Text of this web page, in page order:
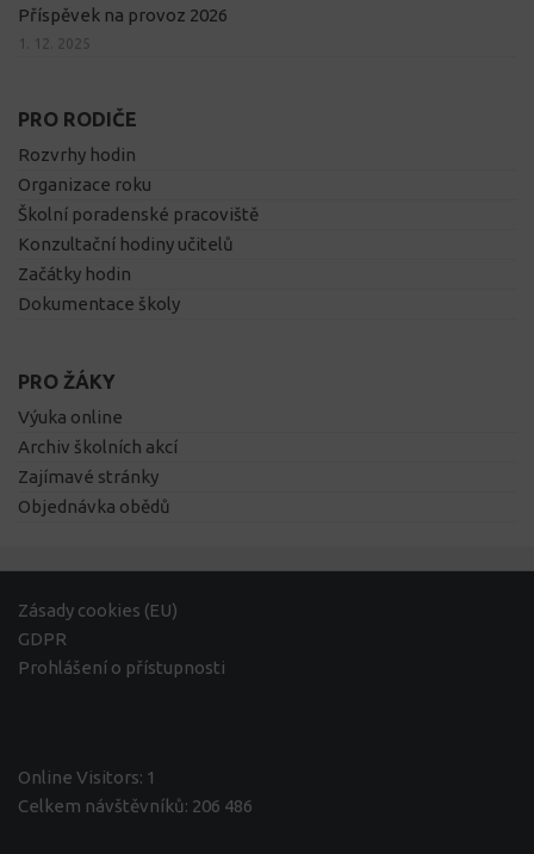
Příspěvek na provoz 2026
1. 12. 2025
PRO RODIČE
Rozvrhy hodin
Organizace roku
Školní poradenské pracoviště
Konzultační hodiny učitelů
Začátky hodin
Dokumentace školy
PRO ŽÁKY
Výuka online
Archiv školních akcí
Zajímavé stránky
Objednávka obědů
Zásady cookies (EU)
GDPR
Prohlášení o přístupnosti
Online Visitors: 1
Celkem návštěvníků: 206 486